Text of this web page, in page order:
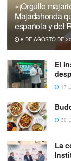
«¡Orgullo
Majadahonda
española y del
8 DE AGOSTO DE
El
17
30
La